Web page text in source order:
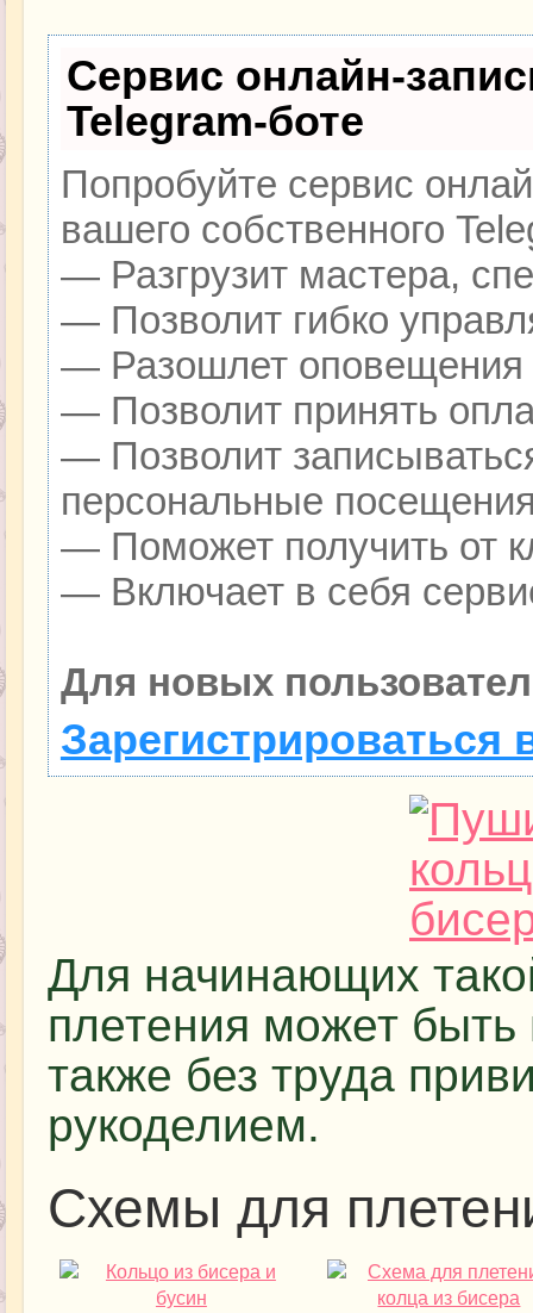
Сервис онлайн-
Telegram-боте
Попробуйте сервис
вашего собственного
— Разгрузит мастера,
— Позволит гибко
— Разошлет оповещения
— Позволит принять
— Позволит
персональные
— Поможет получить от
— Включает в себя
Для новых
Зарегистрироваться
Для начинающих
плетения может
также без труда
рукоделием.
Схемы для